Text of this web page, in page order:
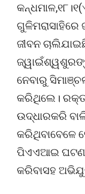
ଗୁଳିମରାସାହିରେ
ଜୀବନ
ନେବାରୁ
କରିଥିଲେ।
ଉଦ୍ଧାରକରି
କରିଥିବାବେଳେ
ପିଏଏଆଇ
କରିବାସହ